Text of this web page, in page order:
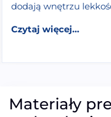
in będzie
dodają wnętrzu
Czytaj dalej >from
Czytaj więcej...
Materiały